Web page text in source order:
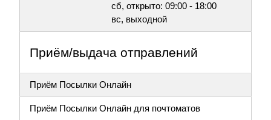
сб, открыто: 09:00 - 18:00
вс, выходной
Приём/выдача отправлений
Приём Посылки Онлайн
Приём Посылки Онлайн для почтоматов